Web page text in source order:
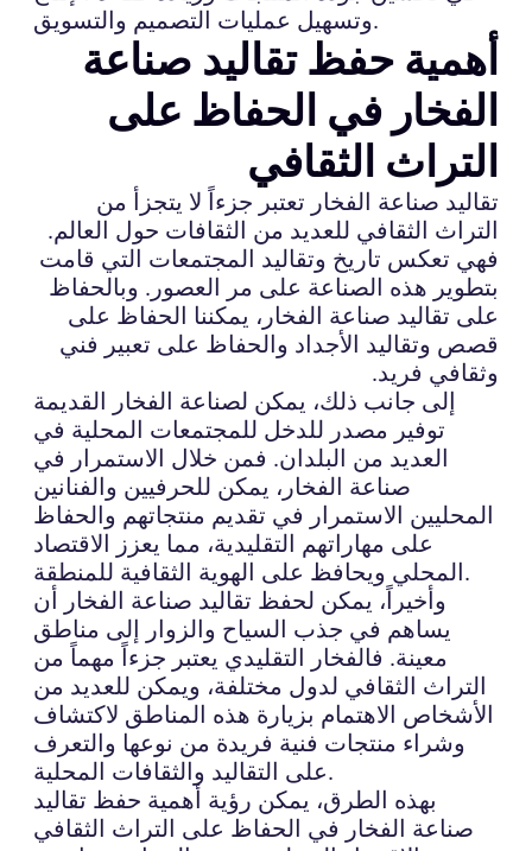
وتسهيل عمليات التصميم والتسويق.
أهمية حفظ تقاليد صناعة
الفخار في الحفاظ على
التراث الثقافي
تقاليد صناعة الفخار تعتبر جزءاً لا يتجزأ من
التراث الثقافي للعديد من الثقافات حول العالم.
فهي تعكس تاريخ وتقاليد المجتمعات التي قامت
بتطوير هذه الصناعة على مر العصور. وبالحفاظ
على تقاليد صناعة الفخار، يمكننا الحفاظ على
قصص وتقاليد الأجداد والحفاظ على تعبير فني
وثقافي فريد.
إلى جانب ذلك، يمكن لصناعة الفخار القديمة
توفير مصدر للدخل للمجتمعات المحلية في
العديد من البلدان. فمن خلال الاستمرار في
صناعة الفخار، يمكن للحرفيين والفنانين
المحليين الاستمرار في تقديم منتجاتهم والحفاظ
على مهاراتهم التقليدية، مما يعزز الاقتصاد
المحلي ويحافظ على الهوية الثقافية للمنطقة.
وأخيراً، يمكن لحفظ تقاليد صناعة الفخار أن
يساهم في جذب السياح والزوار إلى مناطق
معينة. فالفخار التقليدي يعتبر جزءاً مهماً من
التراث الثقافي لدول مختلفة، ويمكن للعديد من
الأشخاص الاهتمام بزيارة هذه المناطق لاكتشاف
وشراء منتجات فنية فريدة من نوعها والتعرف
على التقاليد والثقافات المحلية.
بهذه الطرق، يمكن رؤية أهمية حفظ تقاليد
صناعة الفخار في الحفاظ على التراث الثقافي